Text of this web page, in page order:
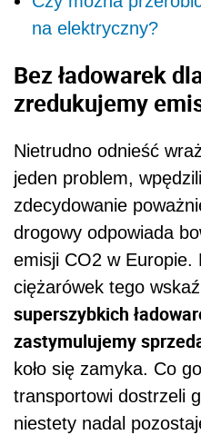
na elektryczny?
Bez ładowarek
zredukujemy
Nietrudno odnieść
jeden problem,
zdecydowanie
drogowy odpowiada
emisji CO2 w Europie.
ciężarówek tego
superszybkich
zastymulujemy
koło się zamyka. Co
transportowi dostrzeli
niestety nadal